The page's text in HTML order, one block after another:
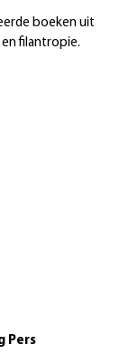
boeken uit
filantropie.
Pers